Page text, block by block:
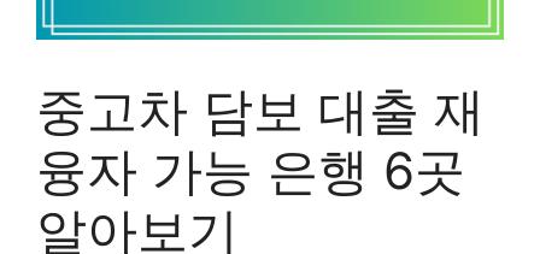
중고차 담보 대출 재
융자 가능 은행 6곳
알아보기